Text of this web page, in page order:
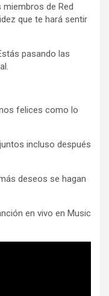
de Red
que te hará sentir
pasando las
felices como lo
incluso después
deseos se hagan
en vivo en Music